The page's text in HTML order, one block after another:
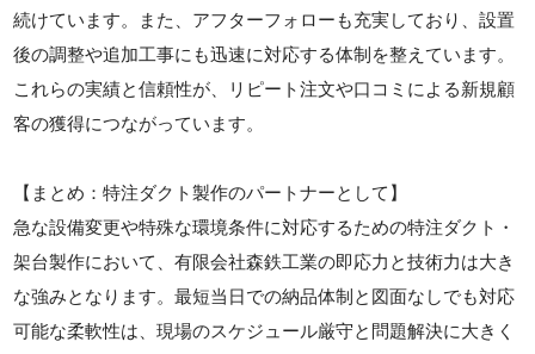
続けています。また、アフターフォローも充実しており、設置
後の調整や追加工事にも迅速に対応する体制を整えています。
これらの実績と信頼性が、リピート注文や口コミによる新規顧
客の獲得につながっています。
【まとめ：特注ダクト製作のパートナーとして】
急な設備変更や特殊な環境条件に対応するための特注ダクト・
架台製作において、有限会社森鉄工業の即応力と技術力は大き
な強みとなります。最短当日での納品体制と図面なしでも対応
可能な柔軟性は、現場のスケジュール厳守と問題解決に大きく